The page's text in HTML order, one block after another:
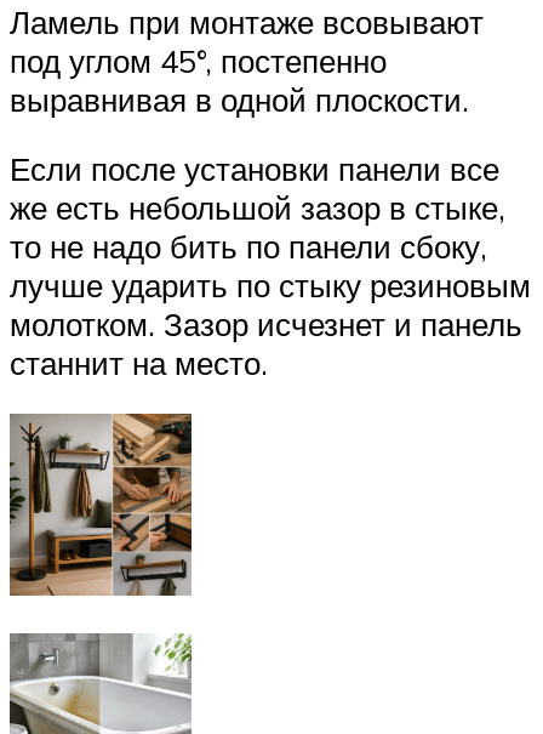
Ламель при монтаже всовывают
под углом 45°, постепенно
выравнивая в одной плоскости.
Если после установки панели все
же есть небольшой зазор в стыке,
то не надо бить по панели сбоку,
лучше ударить по стыку резиновым
молотком. Зазор исчезнет и панель
станнит на место.